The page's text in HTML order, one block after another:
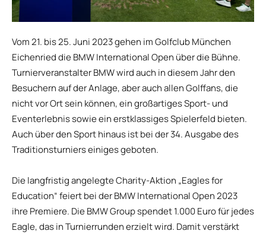
Vom 21. bis 25. Juni 2023 gehen im Golfclub München
Eichenried die BMW International Open über die Bühne.
Turnierveranstalter BMW wird auch in diesem Jahr den
Besuchern auf der Anlage, aber auch allen Golffans, die
nicht vor Ort sein können, ein großartiges Sport- und
Eventerlebnis sowie ein erstklassiges Spielerfeld bieten.
Auch über den Sport hinaus ist bei der 34. Ausgabe des
Traditionsturniers einiges geboten.
Die langfristig angelegte Charity-Aktion „Eagles for
Education“ feiert bei der BMW International Open 2023
ihre Premiere. Die BMW Group spendet 1.000 Euro für jedes
Eagle, das in Turnierrunden erzielt wird. Damit verstärkt